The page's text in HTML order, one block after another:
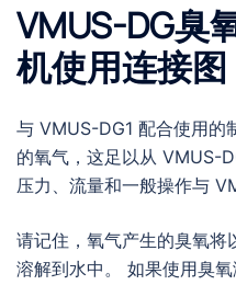
VMUS-DG臭
机使用连接图
与 VMUS-DG1 配合使用的
的氧气，这足以从 VMUS-
压力、流量和一般操作与
请记住，氧气产生的臭氧将
溶解到水中。 如果使用臭